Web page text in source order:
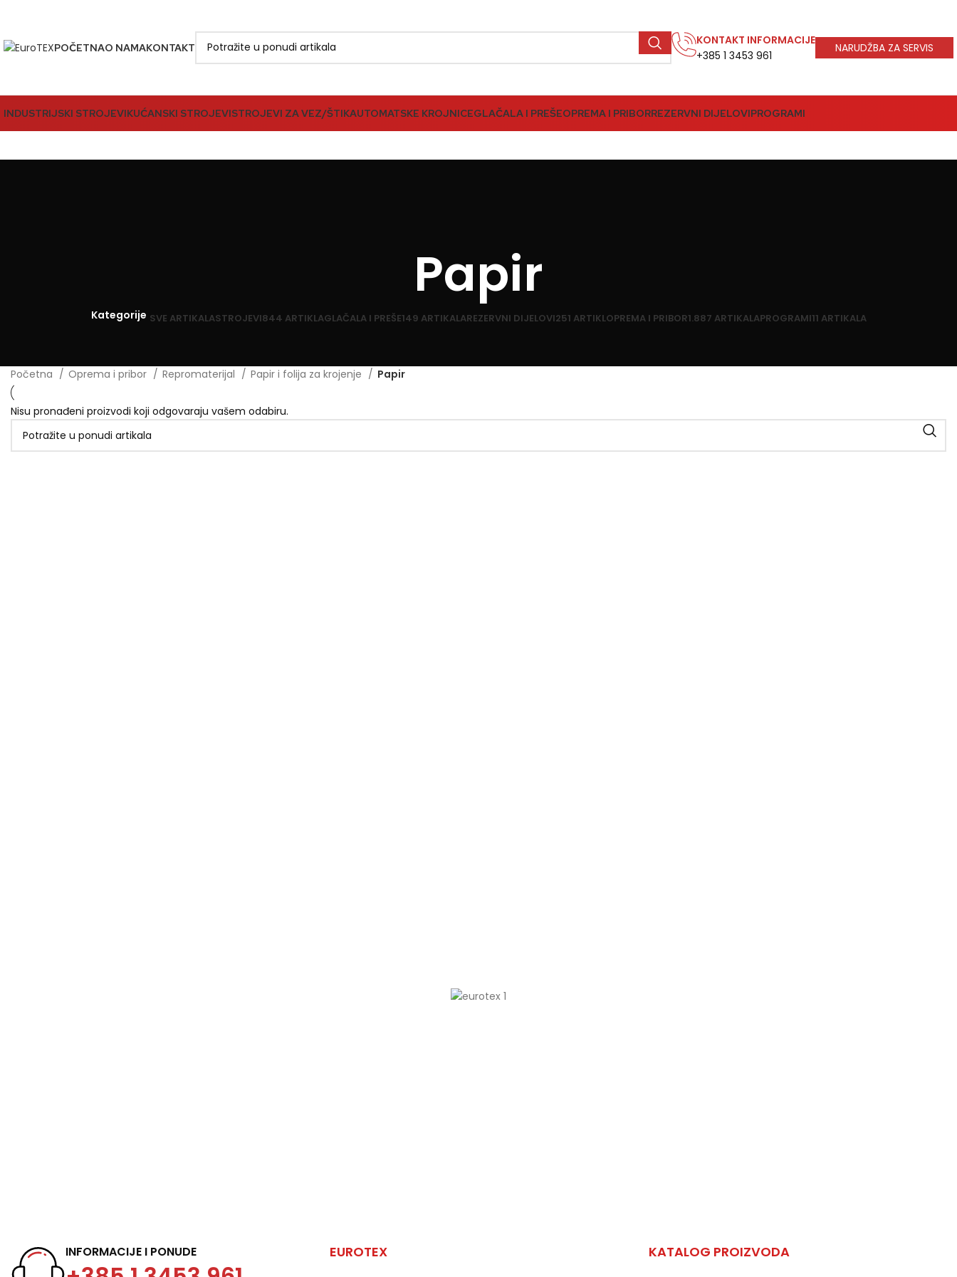
POČETNAO NAMAKONTAKT
KONTAKT INFORMACIJE
+385 1 3453 961
NARUDŽBA ZA SERVIS
INDUSTRIJSKI STROJEVIKUĆANSKI STROJEVISTROJEVI ZA VEZ/ŠTIKAUTOMATSKE KROJNICEGLAČALA I PREŠEOPREMA I PRIBORREZERVNI DIJELOVIPROGRAMI
Papir
Kategorije SVE ARTIKALASTROJEVI844 ARTIKLAGLAČALA I PREŠE149 ARTIKALAREZERVNI DIJELOVI251 ARTIKLOPREMA I PRIBOR1.887 ARTIKALAPROGRAMI11 ARTIKALA
Početna Oprema i pribor Repromaterijal Papir i folija za krojenje Papir
Nisu pronađeni proizvodi koji odgovaraju vašem odabiru.
INFORMACIJE I PONUDE EUROTEX KATALOG PROIZVODA